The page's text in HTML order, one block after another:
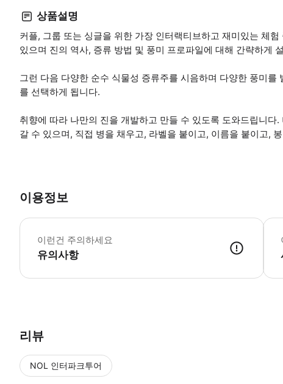
상품설명
커플, 그룹 또는 싱글을 위한 가장 인터랙티브하고 재미있는 체
있으며 진의 역사, 증류 방법 및 풍미 프로파일에 대해 간략하게
그런 다음 다양한 순수 식물성 증류주를 시음하며 다양한 풍미
를 선택하게 됩니다.
취향에 따라 나만의 진을 개발하고 만들 수 있도록 도와드립니
갈 수 있으며, 직접 병을 채우고, 라벨을 붙이고, 이름을 붙이고,
이용정보
이런건 주의하세요
유의사항
* 소
리뷰
NOL 인터파크투어